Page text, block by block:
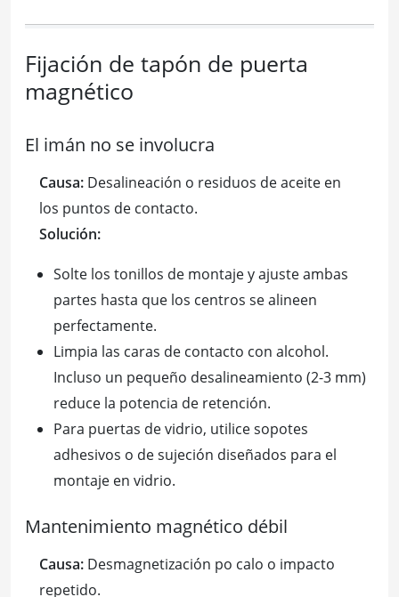
Fijación de tapón de puerta
magnético
El imán no se involucra
Causa: Desalineación o residuos de aceite en
los puntos de contacto.
Solución:
Solte los tonillos de montaje y ajuste ambas
partes hasta que los centros se alineen
perfectamente.
Limpia las caras de contacto con alcohol.
Incluso un pequeño desalineamiento (2-3 mm)
reduce la potencia de retención.
Para puertas de vidrio, utilice sopotes
adhesivos o de sujeción diseñados para el
montaje en vidrio.
Mantenimiento magnético débil
Causa: Desmagnetización po calo o impacto
repetido.